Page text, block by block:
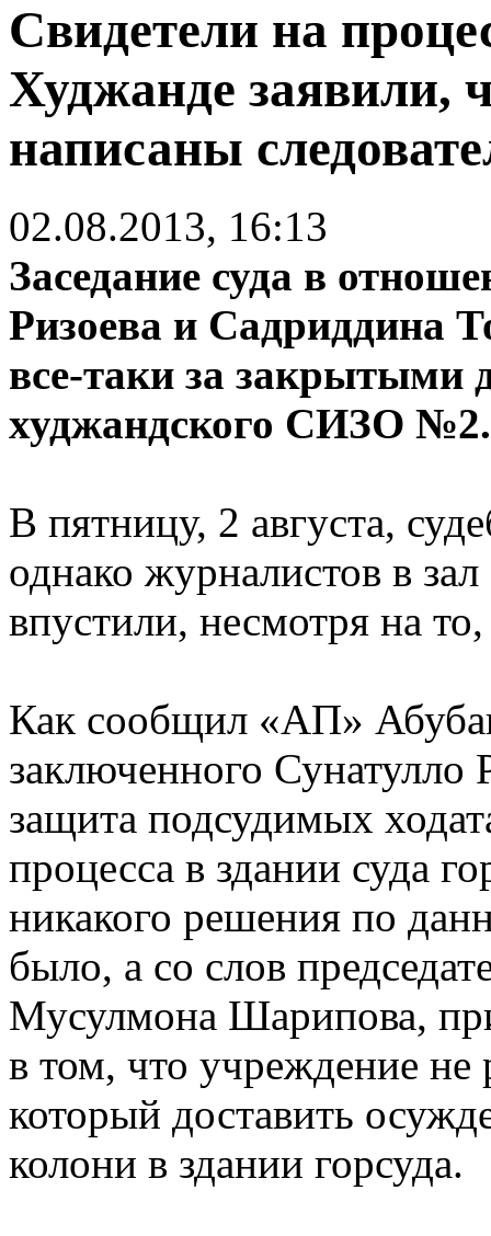
Свидетели на
Худжанде заявили,
написаны
02.08.2013, 16:13
Заседание суда в
Ризоева и Садриддина
все-таки за закрытыми
худжандского СИЗО №2.
В пятницу, 2 августа,
однако журналистов в
впустили, несмотря на
Как сообщил «АП»
заключенного Сунатулло
защита подсудимых
процесса в здании суда
никакого решения по
было, а со слов
Мусулмона Шарипова,
в том, что учреждение не
который доставить
колони в здании горсуда.